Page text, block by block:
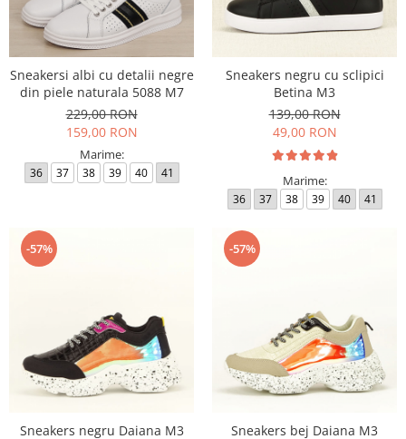
Sneakersi albi cu detalii negre
din piele naturala 5088 M7
229,00 RON
159,00 RON
Marime:
36 37 38 39 40 41
Sneakers negru cu sclipici
Betina M3
139,00 RON
49,00 RON
Marime:
36 37 38 39 40 41
-57%
Sneakers negru Daiana M3
-57%
Sneakers bej Daiana M3